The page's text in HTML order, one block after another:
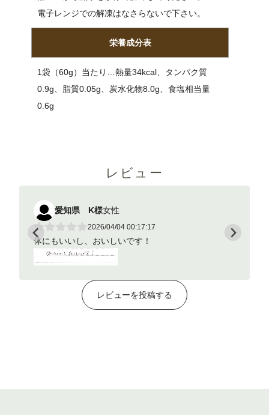
電子レンジでの解凍はなさらないで下さい。
栄養成分表
1袋（60g）当たり…熱量34kcal、タンパク質
0.9g、脂質0.05g、炭水化物8.0g、食塩相当量
0.6g
レビュー
愛知県 K様女性
2026/04/04 00:17:17
体にもいいし、おいしいです！
レビューを投稿する